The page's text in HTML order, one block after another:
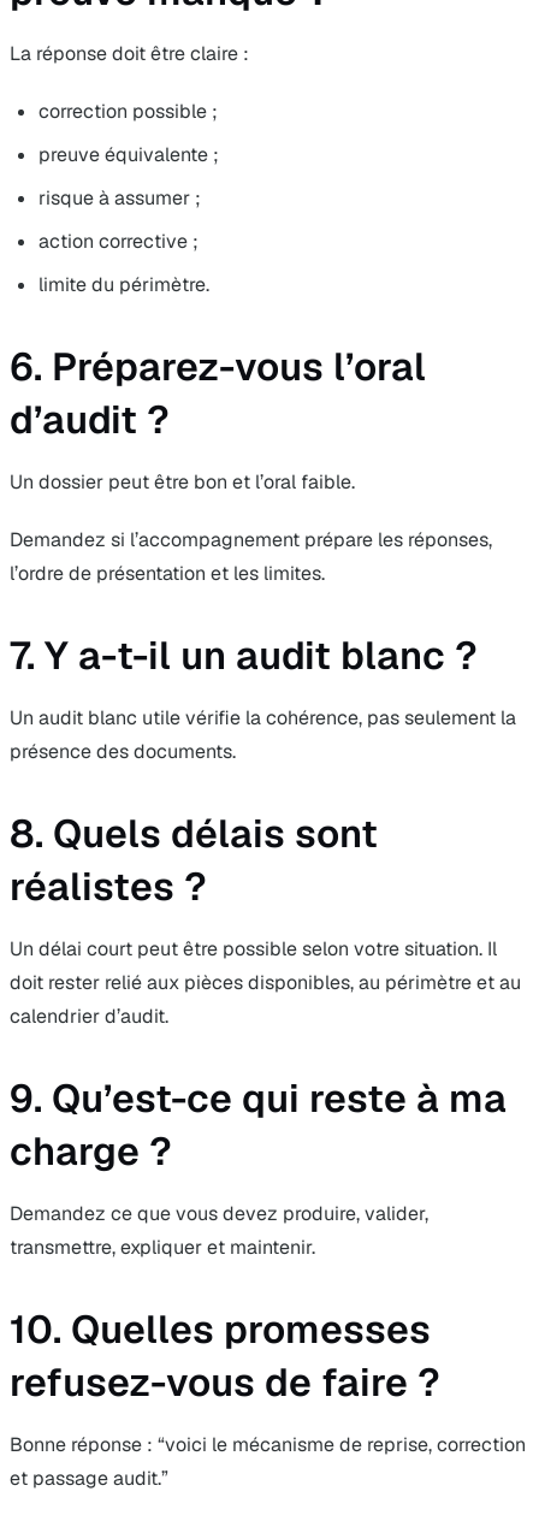
La réponse doit être claire :
correction possible ;
preuve équivalente ;
risque à assumer ;
action corrective ;
limite du périmètre.
6. Préparez-vous l’oral
d’audit ?
Un dossier peut être bon et l’oral faible.
Demandez si l’accompagnement prépare les réponses,
l’ordre de présentation et les limites.
7. Y a-t-il un audit blanc ?
Un audit blanc utile vérifie la cohérence, pas seulement la
présence des documents.
8. Quels délais sont
réalistes ?
Un délai court peut être possible selon votre situation. Il
doit rester relié aux pièces disponibles, au périmètre et au
calendrier d’audit.
9. Qu’est-ce qui reste à ma
charge ?
Demandez ce que vous devez produire, valider,
transmettre, expliquer et maintenir.
10. Quelles promesses
refusez-vous de faire ?
Bonne réponse : “voici le mécanisme de reprise, correction
et passage audit.”